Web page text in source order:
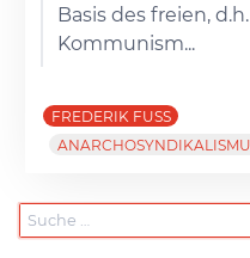
Basis des freien,
Kommunism...
FREDERIK FUSS